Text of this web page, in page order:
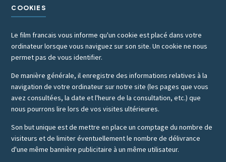
COOKIES
Le film francais vous informe qu'un cookie est placé dans votre
ordinateur lorsque vous naviguez sur son site. Un cookie ne nous
permet pas de vous identifier.
De manière générale, il enregistre des informations relatives à la
navigation de votre ordinateur sur notre site (les pages que vous
avez consultées, la date et l'heure de la consultation, etc.) que
nous pourrons lire lors de vos visites ultérieures.
Son but unique est de mettre en place un comptage du nombre de
visiteurs et de limiter éventuellement le nombre de délivrance
d'une même bannière publicitaire à un même utilisateur.